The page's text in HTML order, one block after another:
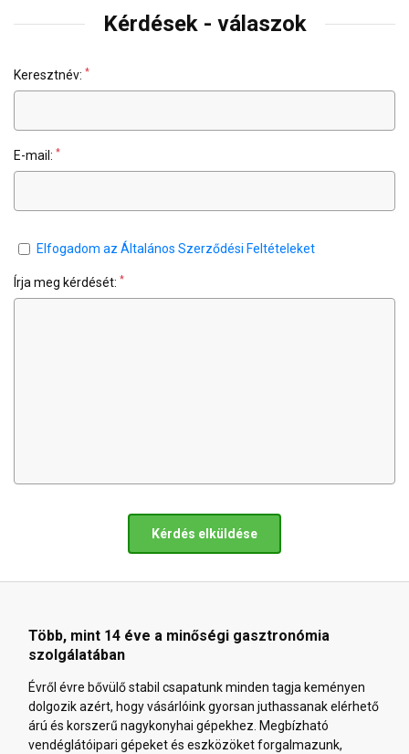
Kérdések - válaszok
Keresztnév: *
E-mail: *
Elfogadom az Általános Szerződési Feltételeket
Írja meg kérdését: *
Kérdés elküldése
Több, mint 14 éve a minőségi gasztronómia
szolgálatában
Évről évre bővülő stabil csapatunk minden tagja keményen
dolgozik azért, hogy vásárlóink gyorsan juthassanak elérhető
árú és korszerű nagykonyhai gépekhez. Megbízható
vendéglátóipari gépeket és eszközöket forgalmazunk,